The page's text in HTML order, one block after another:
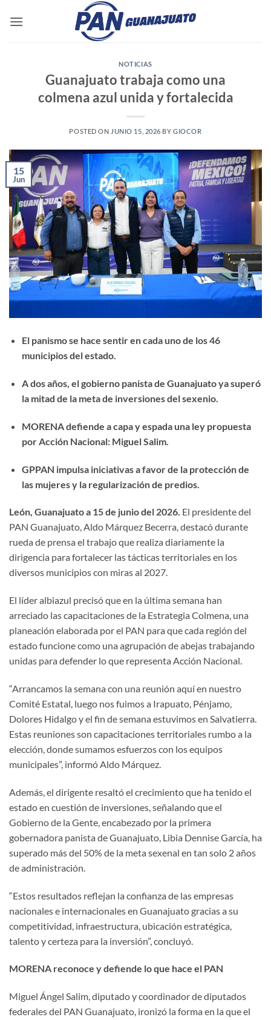
NOTICIAS
Guanajuato trabaja como una
colmena azul unida y fortalecida
POSTED ON JUNIO 15, 2026 BYGIOCOR
15
Jun
El panismo se hace sentir en cada uno de los 46
municipios del estado.
A dos años, el gobierno panista de Guanajuato ya superó
la mitad de la meta de inversiones del sexenio.
MORENA defiende a capa y espada una ley propuesta
por Acción Nacional: Miguel Salim.
GPPAN impulsa iniciativas a favor de la protección de
las mujeres y la regularización de predios.
León, Guanajuato a 15 de junio del 2026. El presidente del
PAN Guanajuato, Aldo Márquez Becerra, destacó durante
rueda de prensa el trabajo que realiza diariamente la
dirigencia para fortalecer las tácticas territoriales en los
diversos municipios con miras al 2027.
El líder albiazul precisó que en la última semana han
arreciado las capacitaciones de la Estrategia Colmena, una
planeación elaborada por el PAN para que cada región del
estado funcione como una agrupación de abejas trabajando
unidas para defender lo que representa Acción Nacional.
“Arrancamos la semana con una reunión aquí en nuestro
Comité Estatal, luego nos fuimos a Irapuato, Pénjamo,
Dolores Hidalgo y el fin de semana estuvimos en Salvatierra.
Estas reuniones son capacitaciones territoriales rumbo a la
elección, donde sumamos esfuerzos con los equipos
municipales”, informó Aldo Márquez.
Además, el dirigente resaltó el crecimiento que ha tenido el
estado en cuestión de inversiones, señalando que el
Gobierno de la Gente, encabezado por la primera
gobernadora panista de Guanajuato, Libia Dennise García, ha
superado más del 50% de la meta sexenal en tan solo 2 años
de administración.
“Estos resultados reflejan la confianza de las empresas
nacionales e internacionales en Guanajuato gracias a su
competitividad, infraestructura, ubicación estratégica,
talento y certeza para la inversión”, concluyó.
MORENA reconoce y defiende lo que hace el PAN
Miguel Ángel Salim, diputado y coordinador de diputados
federales del PAN Guanajuato, ironizó la forma en la que el